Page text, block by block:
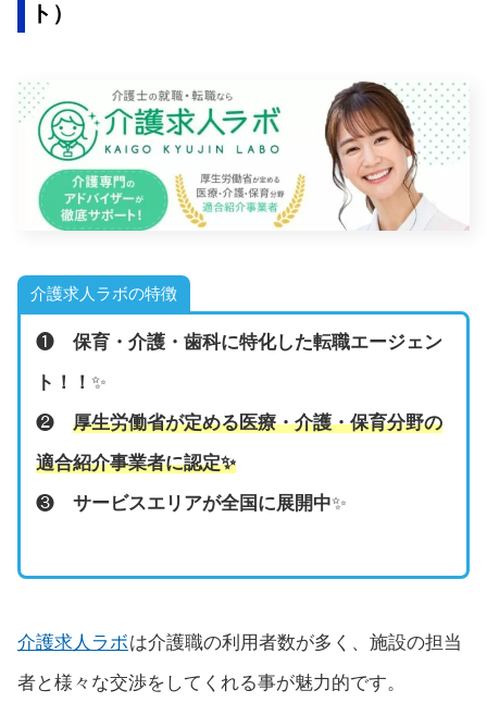
ト）
介護求人ラボの特徴
❶ 保育・介護・歯科に特化した転職エージェン
ト！！ ✨
❷ 厚生労働省が定める医療・介護・保育分野の
適合紹介事業者に認定✨
❸ サービスエリアが全国に展開中✨
介護求人ラボは介護職の利用者数が多く、施設の担当
者と様々な交渉をしてくれる事が魅力的です。